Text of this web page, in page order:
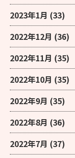
2023年1月 (33)
2022年12月 (36)
2022年11月 (35)
2022年10月 (35)
2022年9月 (35)
2022年8月 (36)
2022年7月 (37)